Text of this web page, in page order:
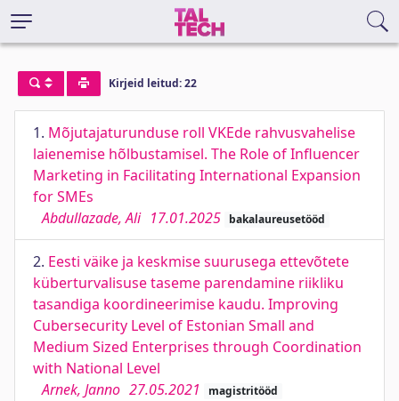
Kirjeid leitud: 22
1. Mõjutajaturunduse roll VKEde rahvusvahelise
laienemise hõlbustamisel. The Role of Influencer
Marketing in Facilitating International Expansion
for SMEs
Abdullazade, Ali 17.01.2025 bakalaureusetööd
2. Eesti väike ja keskmise suurusega ettevõtete
küberturvalisuse taseme parendamine riikliku
tasandiga koordineerimise kaudu. Improving
Cubersecurity Level of Estonian Small and
Medium Sized Enterprises through Coordination
with National Level
Arnek, Janno 27.05.2021 magistritööd